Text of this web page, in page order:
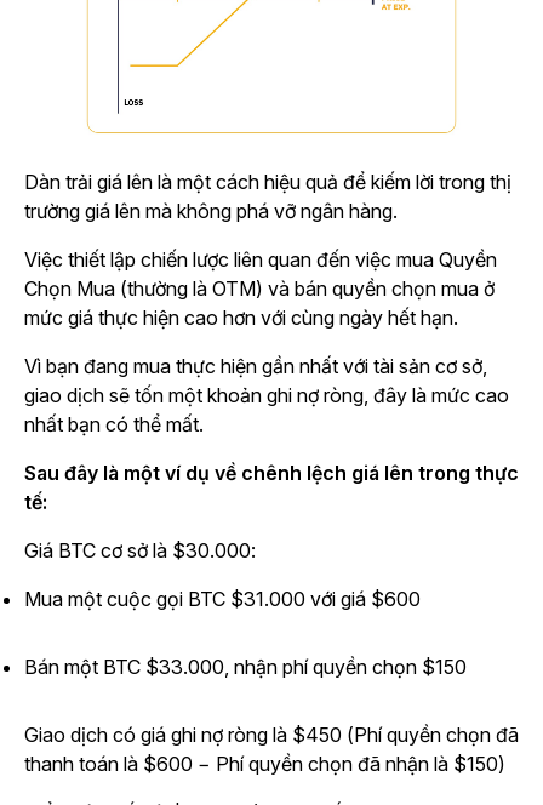
Dàn trải giá lên là một cách hiệu quả để kiếm lời trong thị
trường giá lên mà không phá vỡ ngân hàng.
Việc thiết lập chiến lược liên quan đến việc mua Quyền
Chọn Mua (thường là OTM) và bán quyền chọn mua ở
mức giá thực hiện cao hơn với cùng ngày hết hạn.
Vì bạn đang mua thực hiện gần nhất với tài sản cơ sở,
giao dịch sẽ tốn một khoản ghi nợ ròng, đây là mức cao
nhất bạn có thể mất.
Sau đây là một ví dụ về chênh lệch giá lên trong thực
tế:
Giá BTC cơ sở là $30.000:
Mua một cuộc gọi BTC $31.000 với giá $600
Bán một BTC $33.000, nhận phí quyền chọn $150
Giao dịch có giá ghi nợ ròng là $450 (Phí quyền chọn đã
thanh toán là $600 − Phí quyền chọn đã nhận là $150)